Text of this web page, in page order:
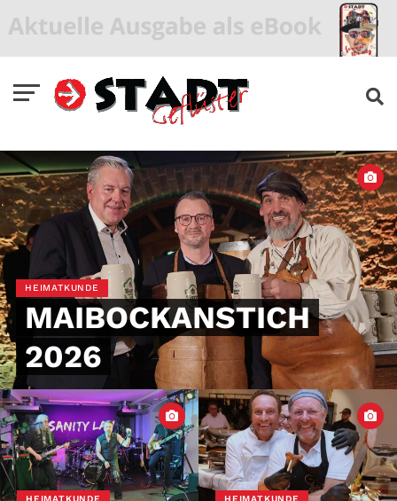
HEIMATKUNDE
MAIBOCKANSTICH
2026
HEIMATKUNDE HEIMATKUNDE